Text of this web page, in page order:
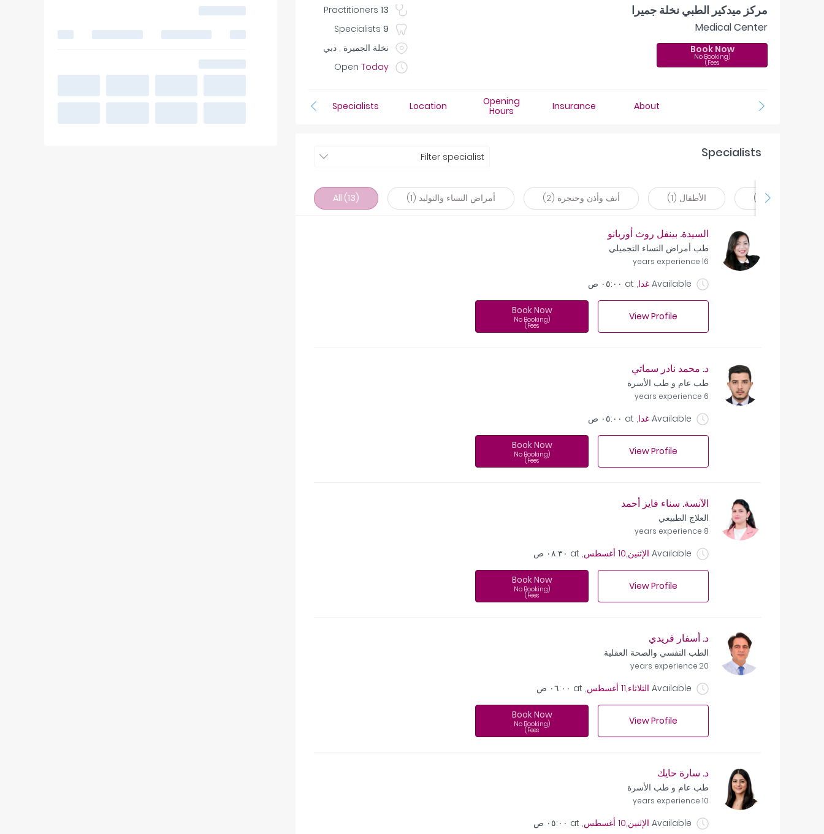
مركز ميدكير الطبي نخلة جميرا
Medical Center
Book Now
(No Booking
Fees)
13
Practitioners
9
Specialists
نخلة الجميرة , دبي
Open Today
Specialists Location
Opening
Hours
Insurance About
Specialists
Filter specialist
All (13) أمراض النساء والتوليد (1) أنف وأذن وحنجرة (2) الأطفال (1) الجلدية (1)
السيدة. بينفل روث أوربانو
طب أمراض النساء التجميلي
16 years experience
Available غدا, at ٠٥:٠٠ ص
View Profile
Book Now
(No Booking
Fees)
د. محمد نادر سماتي
طب عام و طب الأسرة
6 years experience
Available غدا, at ٠٥:٠٠ ص
View Profile
Book Now
(No Booking
Fees)
الآنسة. سناء فايز أحمد
العلاج الطبيعي
8 years experience
Available الإثنين,10 أغسطس , at ٠٨:٣٠ ص
View Profile
Book Now
(No Booking
Fees)
د. أسفار فريدي
الطب النفسي والصحة العقلية
20 years experience
Available الثلاثاء,11 أغسطس , at ٠٦:٠٠ ص
View Profile
Book Now
(No Booking
Fees)
د. سارة حايك
طب عام و طب الأسرة
10 years experience
Available الإثنين,10 أغسطس , at ٠٥:٠٠ ص